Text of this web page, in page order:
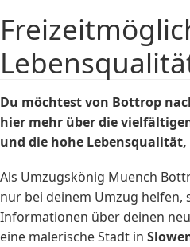
Du möchtest von Bottrop
hier mehr über die
und die hohe
Als Umzugskönig Muench
nur bei deinem Umzug helfen,
Informationen über deinen
eine malerische Stadt in